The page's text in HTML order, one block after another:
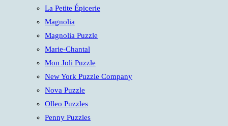
La Petite Épicerie
Magnolia
Magnolia Puzzle
Marie-Chantal
Mon Joli Puzzle
New York Puzzle Company
Nova Puzzle
Olleo Puzzles
Penny Puzzles